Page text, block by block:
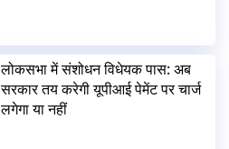
लोकसभा में संशोधन विधेयक पास: अब
सरकार तय करेगी यूपीआई पेमेंट पर चार्ज
लगेगा या नहीं